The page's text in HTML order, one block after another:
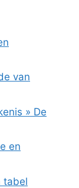
van
» De
en
tabel